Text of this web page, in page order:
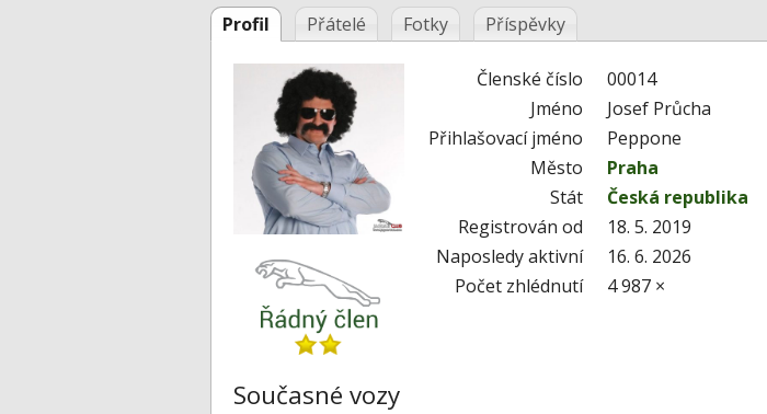
Profil Přátelé Fotky Příspěvky
Členské číslo
00014
Jméno
Josef Průcha
Přihlašovací jméno
Peppone
Město
Praha
Stát
Česká republika
Registrován od
18. 5. 2019
Naposledy aktivní
16. 6. 2026
Počet zhlédnutí
4 987 ×
Současné vozy